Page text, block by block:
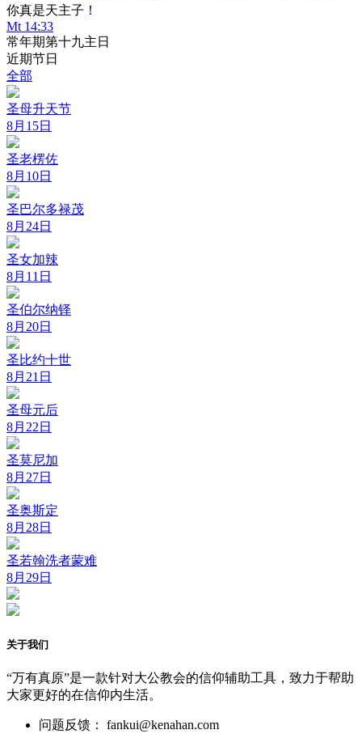
你真是天主子！
Mt 14:33
常年期第十九主日
近期节日
全部
圣母升天节
8月15日
圣老楞佐
8月10日
圣巴尔多禄茂
8月24日
圣女加辣
8月11日
圣伯尔纳铎
8月20日
圣比约十世
8月21日
圣母元后
8月22日
圣莫尼加
8月27日
圣奥斯定
8月28日
圣若翰洗者蒙难
8月29日
关于我们
“万有真原”是一款针对大公教会的信仰辅助工具，致力于帮助
大家更好的在信仰内生活。
问题反馈： fankui@kenahan.com